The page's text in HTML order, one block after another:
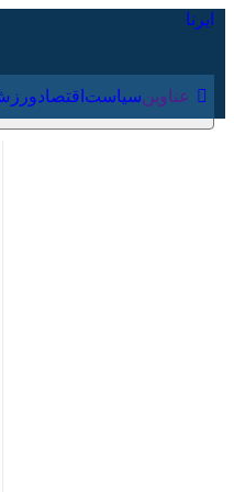
عناوین‌ سیاست اقتصاد